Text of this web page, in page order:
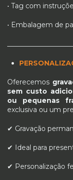
• Tag com
• Embalagem de
Oferecemos
sem custo
ou pequenas
exclusiva ou um
✔ Gravação
✔ Ideal para
✔ Personalização